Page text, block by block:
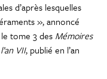
d’après lesquelles
», annoncé
tome 3 des Mémoires
VII, publié en l’an